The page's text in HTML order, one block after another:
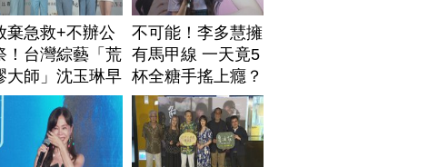
棄急救+不辦公
！台灣綜藝「荒
大師」沈玉琳早
排身後事
不可能！李多慧擁
有馬甲線 一天竟5
杯全糖手搖上癮？